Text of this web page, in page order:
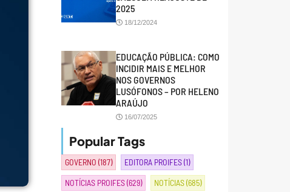
2025
18/12/2024
EDUCAÇÃO PÚBLICA: COMO
INCIDIR MAIS E MELHOR
NOS GOVERNOS
LUSÓFONOS – POR HELENO
ARAÚJO
16/07/2025
Popular Tags
GOVERNO (187) EDITORA PROIFES(1)
NOTÍCIAS PROIFES(629) NOTÍCIAS(685)